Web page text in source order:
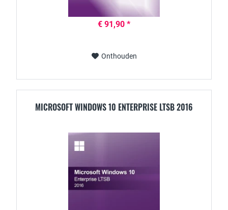
€ 91,90 *
Onthouden
MICROSOFT WINDOWS 10 ENTERPRISE LTSB 2016